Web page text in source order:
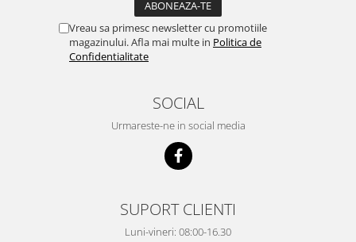
Vreau sa primesc newsletter cu promotiile
magazinului. Afla mai multe in Politica de
Confidentialitate
SOCIAL
Urmareste-ne in social media
SUPORT CLIENTI
Luni-vineri: 08:00-16.30